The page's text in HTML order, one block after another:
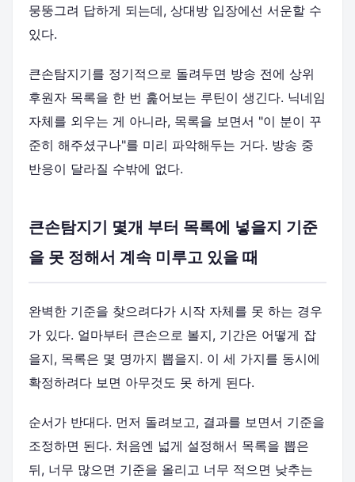
뭉뚱그려 답하게 되는데, 상대방 입장에선 서운할 수
있다.
큰손탐지기를 정기적으로 돌려두면 방송 전에 상위
후원자 목록을 한 번 훑어보는 루틴이 생긴다. 닉네임
자체를 외우는 게 아니라, 목록을 보면서 "이 분이 꾸
준히 해주셨구나"를 미리 파악해두는 거다. 방송 중
반응이 달라질 수밖에 없다.
큰손탐지기 몇개 부터 목록에 넣을지 기준
을 못 정해서 계속 미루고 있을 때
완벽한 기준을 찾으려다가 시작 자체를 못 하는 경우
가 있다. 얼마부터 큰손으로 볼지, 기간은 어떻게 잡
을지, 목록은 몇 명까지 뽑을지. 이 세 가지를 동시에
확정하려다 보면 아무것도 못 하게 된다.
순서가 반대다. 먼저 돌려보고, 결과를 보면서 기준을
조정하면 된다. 처음엔 넓게 설정해서 목록을 뽑은
뒤, 너무 많으면 기준을 올리고 너무 적으면 낮추는